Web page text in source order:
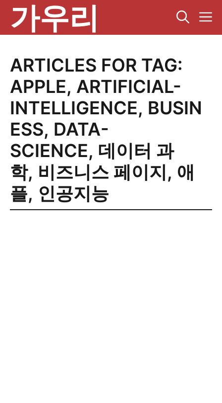
가우리
ARTICLES FOR TAG:
APPLE, ARTIFICIAL-
INTELLIGENCE, BUSIN
ESS, DATA-
SCIENCE, 데이터 과
학, 비즈니스 페이지, 애
플, 인공지능